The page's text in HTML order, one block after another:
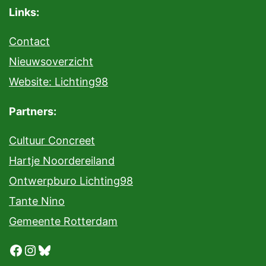
Links:
Contact
Nieuwsoverzicht
Website: Lichting98
Partners:
Cultuur Concreet
Hartje Noordereiland
Ontwerpburo Lichting98
Tante Nino
Gemeente Rotterdam
Facebook
Instagram
Bluesky